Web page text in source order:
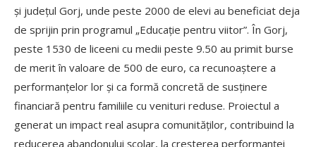
și județul Gorj, unde peste 2000 de elevi au beneficiat deja
de sprijin prin programul „Educație pentru viitor”. În Gorj,
peste 1530 de liceeni cu medii peste 9.50 au primit burse
de merit în valoare de 500 de euro, ca recunoaștere a
performanțelor lor și ca formă concretă de susținere
financiară pentru familiile cu venituri reduse. Proiectul a
generat un impact real asupra comunităților, contribuind la
reducerea abandonului școlar, la creșterea performanței